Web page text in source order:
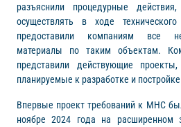
разъяснили процедурные
осуществлять в ходе
предоставили компаниям все
материалы по таким объектам.
представили действующие
планируемые к разработке и
Впервые проект требований к МНС
ноябре 2024 года на расширенном